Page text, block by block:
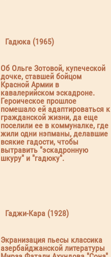
Гадюка (1965)
Об Ольге Зотовой, купеческой
дочке, ставшей бойцом
Красной Армии в
кавалерийском эскадроне.
Героическое прошлое
помешало ей адаптироваться к
гражданской жизни, да еще
поселили ее в коммуналке, где
жили одни нэпманы, делавшие
всякие гадости, чтобы
вытравить "эскадронную
шкуру" и "гадюку".
Гаджи-Кара (1928)
Экранизация пьесы классика
азербайджанской литературы